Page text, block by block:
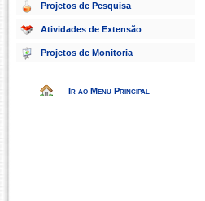
Projetos de Pesquisa
Atividades de Extensão
Projetos de Monitoria
Ir ao Menu Principal